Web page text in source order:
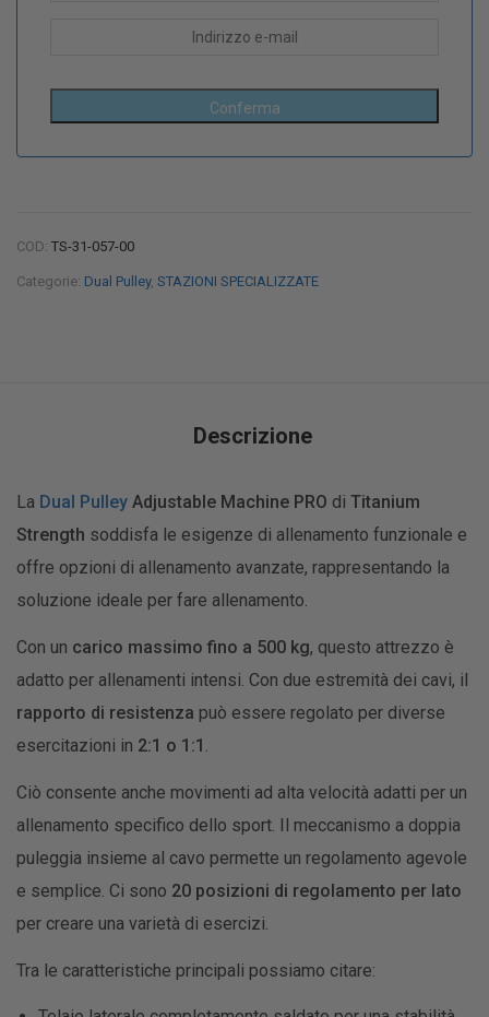
COD: TS-31-057-00
Categorie: Dual Pulley, STAZIONI SPECIALIZZATE
Descrizione
La Dual Pulley Adjustable Machine PRO di Titanium
Strength soddisfa le esigenze di allenamento funzionale e
offre opzioni di allenamento avanzate, rappresentando la
soluzione ideale per fare allenamento.
Con un carico massimo fino a 500 kg, questo attrezzo è
adatto per allenamenti intensi. Con due estremità dei cavi, il
rapporto di resistenza può essere regolato per diverse
esercitazioni in 2:1 o 1:1 .
Ciò consente anche movimenti ad alta velocità adatti per un
allenamento specifico dello sport. Il meccanismo a doppia
puleggia insieme al cavo permette un regolamento agevole
e semplice. Ci sono 20 posizioni di regolamento per lato
per creare una varietà di esercizi.
Tra le caratteristiche principali possiamo citare: